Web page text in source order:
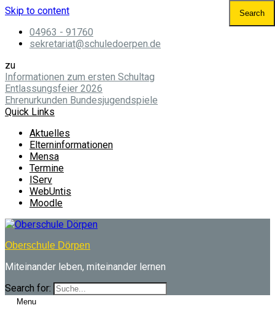
Skip to content
04963 - 91760
sekretariat@schuledoerpen.de
zu
Informationen zum ersten Schultag
Entlassungsfeier 2026
Ehrenurkunden Bundesjugendspiele
Quick Links
Aktuelles
Elterninformationen
Mensa
Termine
IServ
WebUntis
Moodle
Oberschule Dörpen
Miteinander leben, miteinander lernen
Search for:
Menu